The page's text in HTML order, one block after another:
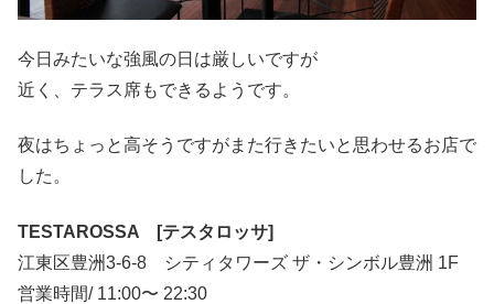
今日みたいな強風の日は厳しいですが
近く、テラス席もできるようです。
夜はちょっと高そうですがまた行きたいと思わせるお店で
した。
TESTAROSSA [テスタロッサ]
江東区豊洲3-6-8 シティタワーズ ザ・シンボル豊洲 1F
営業時間/ 11:00〜 22:30